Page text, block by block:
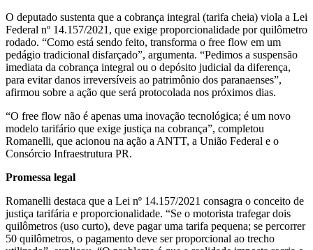
O deputado sustenta que a cobrança integral (tarifa cheia) viola a Lei
Federal nº 14.157/2021, que exige proporcionalidade por quilômetro
rodado. “Como está sendo feito, transforma o free flow em um
pedágio tradicional disfarçado”, argumenta. “Pedimos a suspensão
imediata da cobrança integral ou o depósito judicial da diferença,
para evitar danos irreversíveis ao patrimônio dos paranaenses”,
afirmou sobre a ação que será protocolada nos próximos dias.
“O free flow não é apenas uma inovação tecnológica; é um novo
modelo tarifário que exige justiça na cobrança”, completou
Romanelli, que acionou na ação a ANTT, a União Federal e o
Consórcio Infraestrutura PR.
Promessa legal
Romanelli destaca que a Lei nº 14.157/2021 consagra o conceito de
justiça tarifária e proporcionalidade. “Se o motorista trafegar dois
quilômetros (uso curto), deve pagar uma tarifa pequena; se percorrer
50 quilômetros, o pagamento deve ser proporcional ao trecho